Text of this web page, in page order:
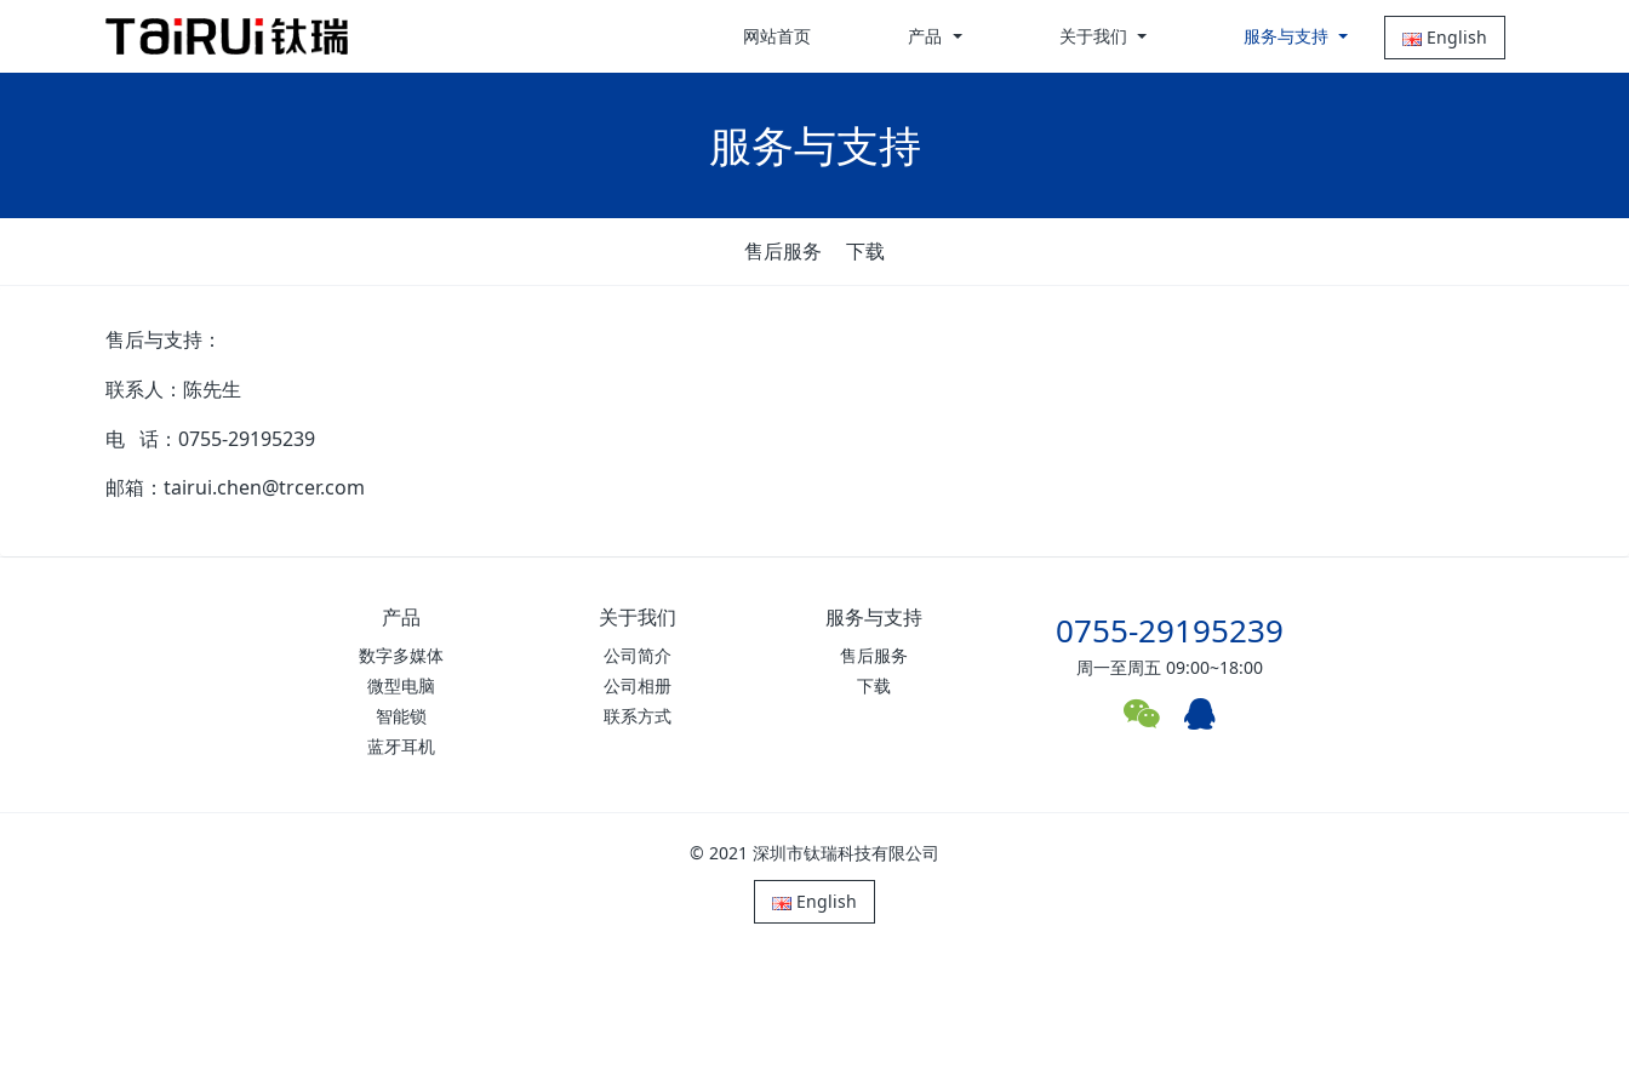
网站首页 产品 关于我们 服务与支持 English
服务与支持
售后服务 下载
售后与支持：
联系人：陈先生
电 话：0755-29195239
邮箱：tairui.chen@trcer.com
产品
数字多媒体
微型电脑
智能锁
蓝牙耳机
关于我们
公司简介
公司相册
联系方式
服务与支持
售后服务
下载
0755-29195239
周一至周五 09:00~18:00
© 2021 深圳市钛瑞科技有限公司
English